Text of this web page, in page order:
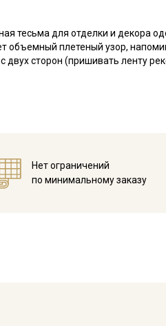
тесьма для отделки и декора
объемный плетеный узор,
двух сторон (пришивать ленту
40 С, без отжима,
Нет ограничений
по минимальному заказу